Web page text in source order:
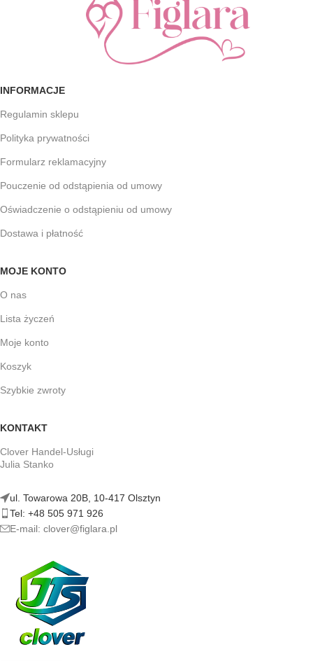
INFORMACJE
Regulamin sklepu
Polityka prywatności
Formularz reklamacyjny
Pouczenie od odstąpienia od umowy
Oświadczenie o odstąpieniu od umowy
Dostawa i płatność
MOJE KONTO
O nas
Lista życzeń
Moje konto
Koszyk
Szybkie zwroty
KONTAKT
Clover Handel-Usługi
Julia Stanko
ul. Towarowa 20B, 10-417 Olsztyn
Tel: +48 505 971 926
E-mail: clover@figlara.pl